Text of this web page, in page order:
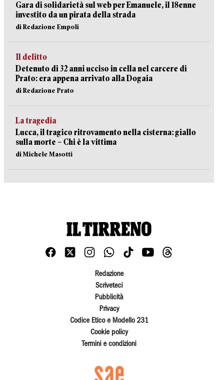
Gara di solidarietà sul web per Emanuele, il 18enne
investito da un pirata della strada
di Redazione Empoli
Il delitto
Detenuto di 32 anni ucciso in cella nel carcere di
Prato: era appena arrivato alla Dogaia
di Redazione Prato
La tragedia
Lucca, il tragico ritrovamento nella cisterna: giallo
sulla morte – Chi è la vittima
di Michele Masotti
Redazione
Scriveteci
Pubblicità
Privacy
Codice Etico e Modello 231
Cookie policy
Termini e condizioni